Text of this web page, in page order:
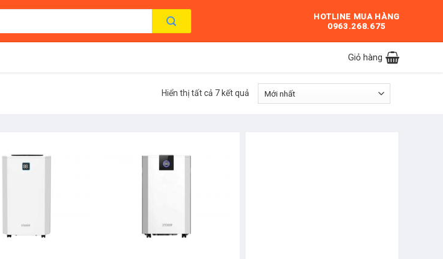
HOTLINE MUA HÀNG
0963.268.675
Giỏ hàng
Hiển thị tất cả 7 kết quả